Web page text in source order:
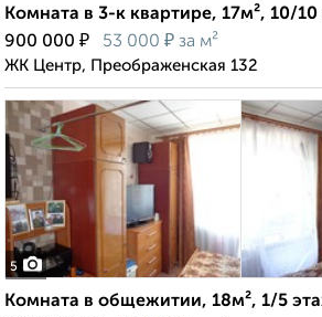
Комната в 3-к квартире, 17м², 10/
900 000 ₽ 53 000 ₽ за м²
ЖК Центр, Преображенская 132
5
Комната в общежитии, 18м², 1/5